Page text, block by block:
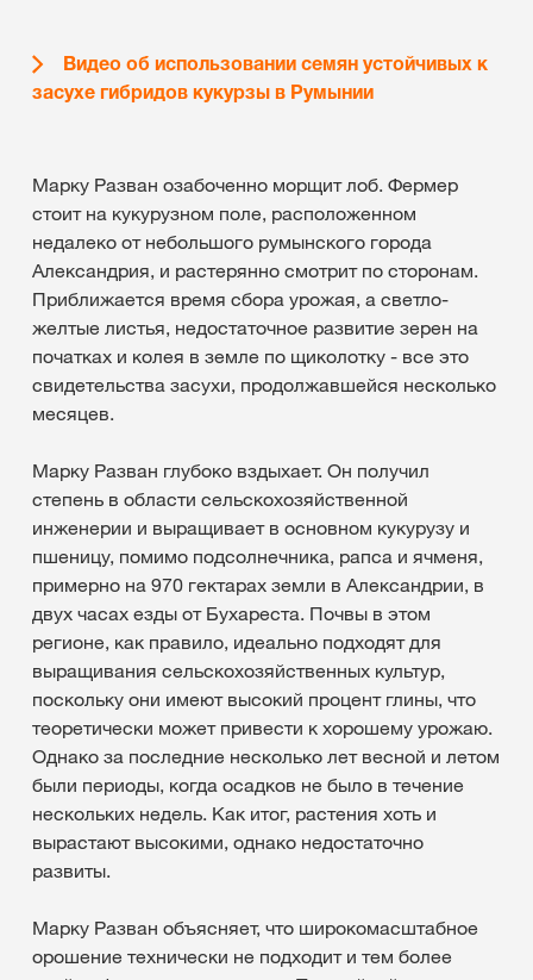
Видео об использовании семян устойчивых к
засухе гибридов кукурзы в Румынии
Марку Разван озабоченно морщит лоб. Фермер
стоит на кукурузном поле, расположенном
недалеко от небольшого румынского города
Александрия, и растерянно смотрит по сторонам.
Приближается время сбора урожая, а светло-
желтые листья, недостаточное развитие зерен на
початках и колея в земле по щиколотку - все это
свидетельства засухи, продолжавшейся несколько
месяцев.
Марку Разван глубоко вздыхает. Он получил
степень в области сельскохозяйственной
инженерии и выращивает в основном кукурузу и
пшеницу, помимо подсолнечника, рапса и ячменя,
примерно на 970 гектарах земли в Александрии, в
двух часах езды от Бухареста. Почвы в этом
регионе, как правило, идеально подходят для
выращивания сельскохозяйственных культур,
поскольку они имеют высокий процент глины, что
теоретически может привести к хорошему урожаю.
Однако за последние несколько лет весной и летом
были периоды, когда осадков не было в течение
нескольких недель. Как итог, растения хоть и
вырастают высокими, однако недостаточно
развиты.
Марку Разван объясняет, что широкомасштабное
орошение технически не подходит и тем более